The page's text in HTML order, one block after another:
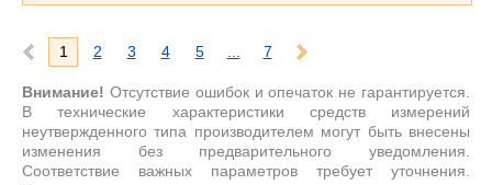
1 2 3 4 5 7
Внимание! Отсутствие ошибок и опечаток не гарантируется.
В технические характеристики средств измерений
неутвержденного типа производителем могут быть внесены
изменения без предварительного уведомления.
Соответствие важных параметров требует уточнения.